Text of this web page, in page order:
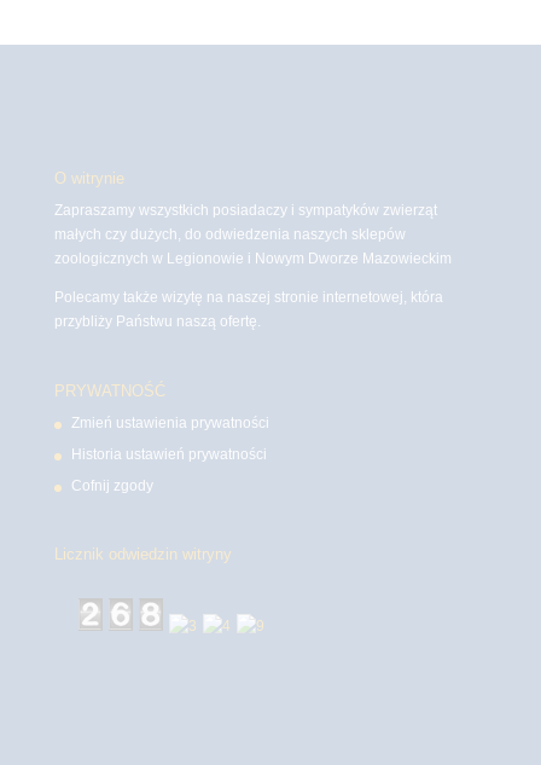
O witrynie
Zapraszamy wszystkich posiadaczy i sympatyków zwierząt
małych czy dużych, do odwiedzenia naszych sklepów
zoologicznych w Legionowie i Nowym Dworze Mazowieckim
Polecamy także wizytę na naszej stronie internetowej, która
przybliży Państwu naszą ofertę.
PRYWATNOŚĆ
Zmień ustawienia prywatności
Historia ustawień prywatności
Cofnij zgody
Licznik odwiedzin witryny